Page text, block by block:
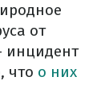
от
инцидент
что о них